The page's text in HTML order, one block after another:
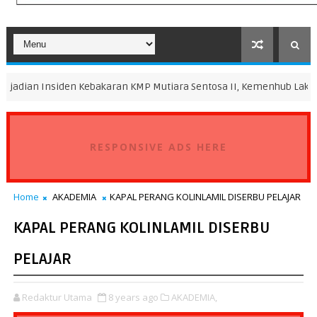
Kebakaran KMP Mutiara Sentosa II, Kemenhub Lakukan Audit
RESPONSIVE ADS HERE
Home AKADEMIA KAPAL PERANG KOLINLAMIL DISERBU PELAJAR
KAPAL PERANG KOLINLAMIL DISERBU
PELAJAR
Redaktur Utama 8 years ago AKADEMIA,